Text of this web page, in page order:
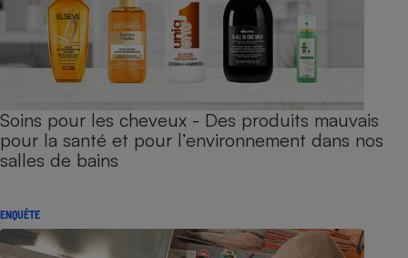
Soins pour les cheveux - Des produits mauvais
pour la santé et pour l’environnement dans nos
salles de bains
ENQUÊTE